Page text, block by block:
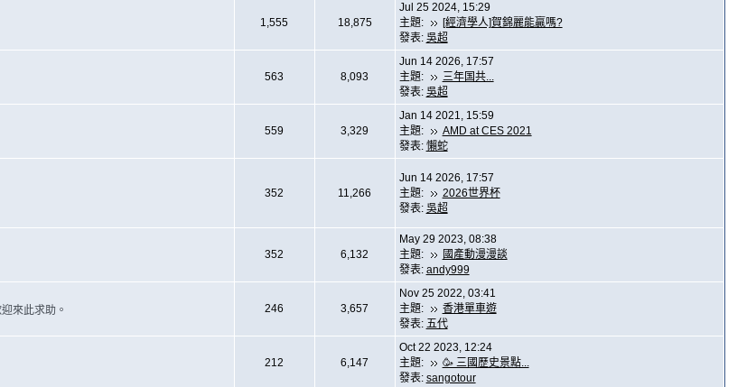
1,555 18,875
Jul 25 2024, 15:29
主題:
[經濟學人]賀錦麗能贏嗎?
發表: 吳超
563 8,093
Jun 14 2026, 17:57
主題:
三年国共...
發表: 吳超
559 3,329
Jan 14 2021, 15:59
主題:
AMD at CES 2021
發表: 懶蛇
352 11,266
Jun 14 2026, 17:57
主題:
2026世界杯
發表: 吳超
352 6,132
May 29 2023, 08:38
主題:
國產動漫漫談
發表: andy999
來此求助。
246 3,657
Nov 25 2022, 03:41
主題:
香港單車遊
發表: 五代
212 6,147
Oct 22 2023, 12:24
主題:
🥳 三國歷史景點...
發表: sangotour